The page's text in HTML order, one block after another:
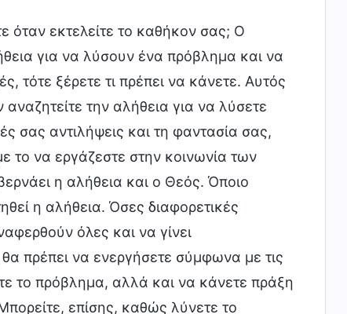
όταν εκτελείτε το καθήκον σας; Ο
για να λύσουν ένα πρόβλημα και να
τότε ξέρετε τι πρέπει να κάνετε. Αυτός
την αλήθεια για να λύσετε
σας αντιλήψεις και τη φαντασία σας,
το να εργάζεστε στην κοινωνία των
η αλήθεια και ο Θεός. Όποιο
η αλήθεια. Όσες διαφορετικές
όλες και να γίνει
πρέπει να ενεργήσετε σύμφωνα με τις
το πρόβλημα, αλλά και να κάνετε πράξη
επίσης, καθώς λύνετε το